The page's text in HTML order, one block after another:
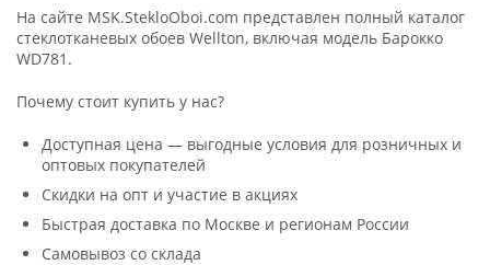
На сайте MSK.StekloOboi.com представлен полный каталог
стеклотканевых обоев Wellton, включая модель Барокко
WD781.
Почему стоит купить у нас?
Доступная цена — выгодные условия для розничных и
оптовых покупателей
Скидки на опт и участие в акциях
Быстрая доставка по Москве и регионам России
Самовывоз со склада